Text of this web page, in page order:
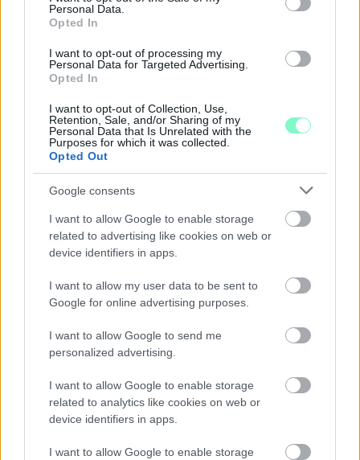
Personal Data.
Opted In
I want to opt-out of processing my
Personal Data for Targeted Advertising.
Opted In
I want to opt-out of Collection, Use,
Retention, Sale, and/or Sharing of my
Personal Data that Is Unrelated with the
Purposes for which it was collected.
Opted Out
Google consents
I want to allow Google to enable storage
related to advertising like cookies on web or
device identifiers in apps.
I want to allow my user data to be sent to
Google for online advertising purposes.
I want to allow Google to send me
personalized advertising.
I want to allow Google to enable storage
related to analytics like cookies on web or
device identifiers in apps.
I want to allow Google to enable storage
MEGRÁZÓ VIDEÓ BÁBOLNÁRÓL: HAJLÉKTALAN
FÉRFIT BÁNTALMAZTAK ÉS ALÁZTAK MEG - HELYI
INTÉZKEDIK AZ ÜGYBEN
kényszerítik, hogy térdre ereszkedve megcsókolja egyikük
bakancsát.
1 hozzászólás